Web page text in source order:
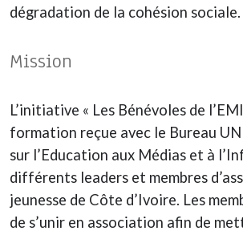
dégradation de la cohésion sociale.
Mission
L’initiative « Les Bénévoles de
formation reçue avec le Bureau
sur l’Education aux Médias et à
différents leaders et membres
jeunesse de Côte d’Ivoire. Les
de s’unir en association afin de